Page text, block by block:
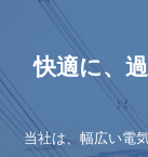
快適に、
当社は、幅広い電